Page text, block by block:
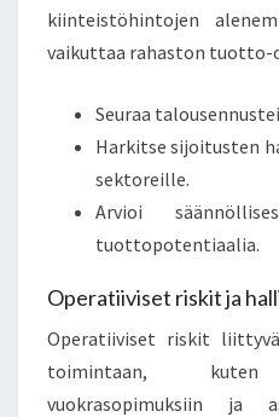
kiinteistöhintojen
vaikuttaa rahaston tuotto-
Seuraa
Harkitse sijoitusten
sektoreille.
Arvioi
tuottopotentiaalia.
Operatiiviset riskit ja
Operatiiviset riskit
toimintaan, kuten
vuokrasopimuksiin ja